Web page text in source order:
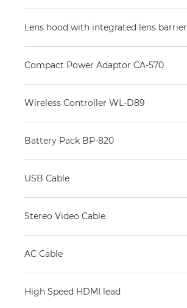
Lens hood with integrated lens barrier
Compact Power Adaptor CA-570
Wireless Controller WL-D89
Battery Pack BP-820
USB Cable
Stereo Video Cable
AC Cable
High Speed HDMI lead